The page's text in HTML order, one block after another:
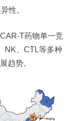
性。
T药物单一竞
NK、CTL等多种
趋势。